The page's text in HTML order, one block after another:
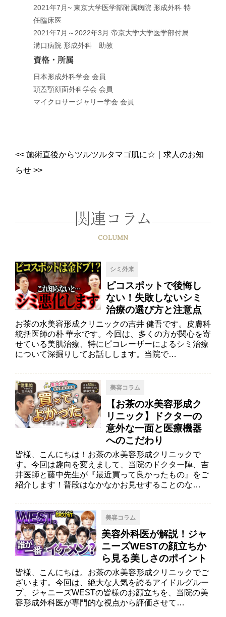
2021年7月~ 東京大学医学部附属病院 形成外科 特
任臨床医
2021年7月～2022年3月 帝京大学大学医学部付属
溝口病院 形成外科 助教
資格・所属
日本形成外科学会 会員
頭蓋顎顔面外科学会 会員
マイクロサージャリー学会 会員
<<施術直後からツルツルタマゴ肌に☆
求人のお知
らせ >>
関連コラム
COLUMN
シミ外来
ピコスポットで後悔し
ない！失敗しないシミ
治療の選び方と注意点
お茶の水美容形成クリニックの吉井 健吾です。皮膚科
統括医師の朴 華永です。今回は、多くの方が関心を寄
せている美肌治療、特にピコレーザーによるシミ治療
について深掘りしてお話しします。当院で…
美容コラム
【お茶の水美容形成ク
リニック】ドクターの
意外な一面と医療機器
へのこだわり
皆様、こんにちは！お茶の水美容形成クリニックで
す。今回は趣向を変えまして、当院のドクター陣、吉
井医師と藤中先生が『最近買って良かったもの』をご
紹介します！普段はなかなかお見せすることのな…
美容コラム
美容外科医が解説！ジャ
ニーズWESTの顔立ちか
ら見る美しさのポイント
皆様、こんにちは。お茶の水美容形成クリニックでご
ざいます。今回は、絶大な人気を誇るアイドルグルー
プ、ジャニーズWESTの皆様のお顔立ちを、当院の美
容形成外科医が専門的な視点から評価させて…